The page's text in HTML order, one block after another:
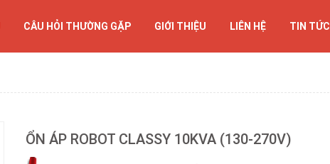
CÂU HỎI THƯỜNG GẶP GIỚI THIỆU LIÊN HỆ TIN TỨC
ỔN ÁP ROBOT CLASSY 10KVA (130-270V)